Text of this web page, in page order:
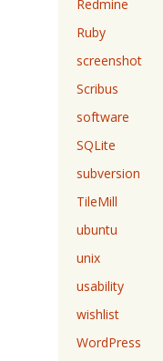
Redmine
Ruby
screenshot
Scribus
software
SQLite
subversion
TileMill
ubuntu
unix
usability
wishlist
WordPress